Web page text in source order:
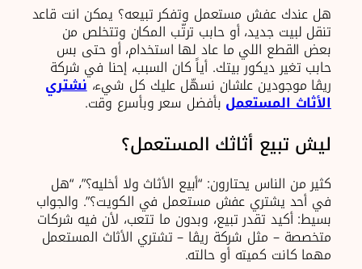
هل عندك عفش مستعمل وتفكر تبيعه؟ يمكن انت قاعد
تنقل لبيت جديد، أو حابب ترتّب المكان وتتخلص من
بعض القطع اللي ما عاد لها استخدام، أو حتى بس
حابب تغير ديكور بيتك. أياً كان السبب، إحنا في شركة
ريڨا موجودين علشان نسهّل عليك كل شيء،نشتري
الأثاث المستعمل بأفضل سعر وبأسرع وقت.
ليش تبيع أثاثك المستعمل؟
كثير من الناس يحتارون: “أبيع الأثاث ولا أخليه؟”، “هل
في أحد يشتري عفش مستعمل في الكويت؟”. والجواب
بسيط: أكيد تقدر تبيع، وبدون ما تتعب، لأن فيه شركات
متخصصة – مثل شركة ريڨا – تشتري الأثاث المستعمل
مهما كانت كميته أو حالته.